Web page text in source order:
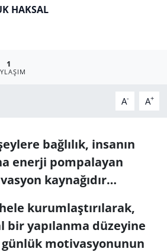
HAKSAL
1
A- A+
bağlılık, insanın
enerji pompalayan
kaynağıdır…
kurumlaştırılarak,
bir yapılanma düzeyine
günlük motivasyonunun